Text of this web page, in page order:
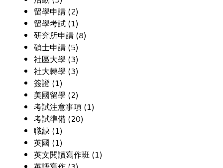
留學申請 (2)
留學考試 (1)
研究所申請 (8)
碩士申請 (5)
社區大學 (3)
社大轉學 (3)
簽證 (1)
美國留學 (2)
考試注意事項 (1)
考試準備 (20)
職缺 (1)
英國 (1)
英文閱讀寫作班 (1)